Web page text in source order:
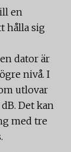
en
hålla sig
dator är
nivå. I
utlovar
Det kan
med tre